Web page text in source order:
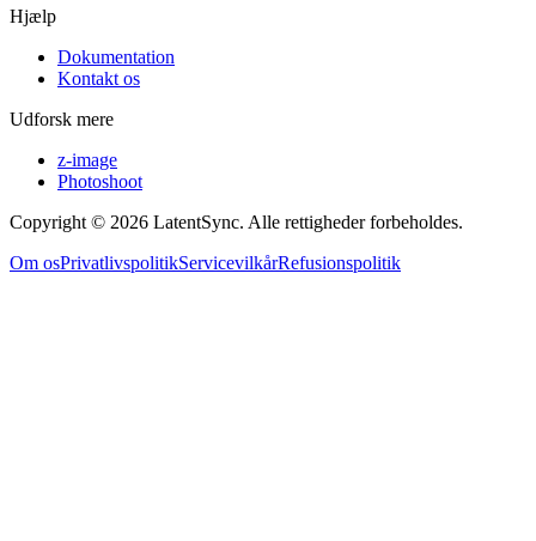
Hjælp
Dokumentation
Kontakt os
Udforsk mere
z-image
Photoshoot
Copyright © 2026 LatentSync. Alle rettigheder forbeholdes.
Om osPrivatlivspolitikServicevilkårRefusionspolitik